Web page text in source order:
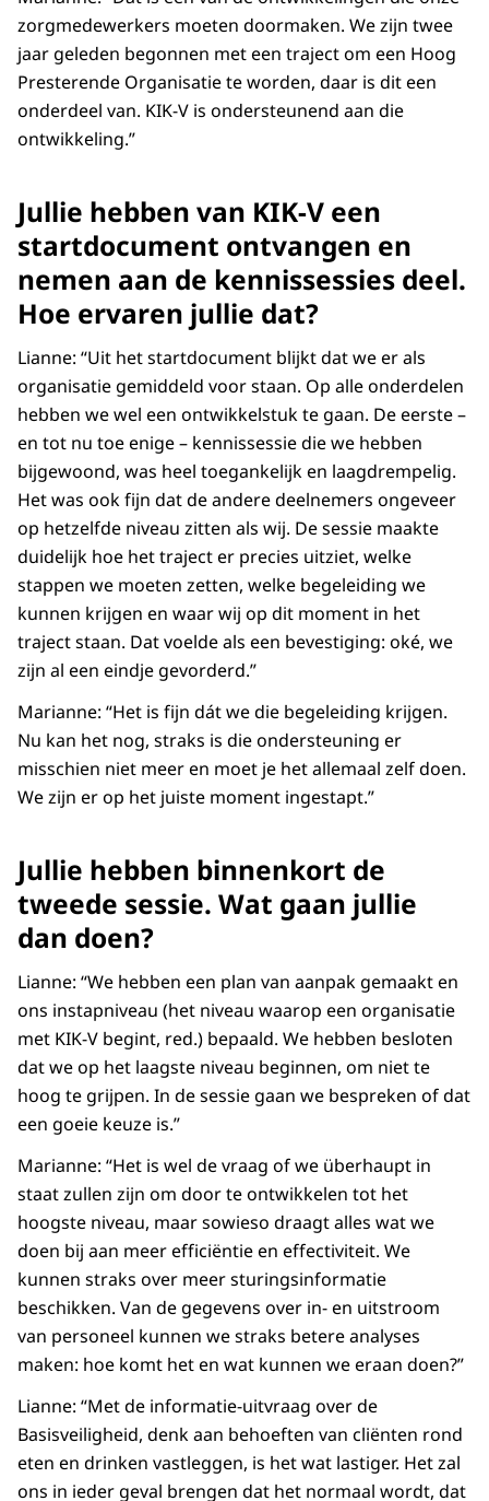
zorgmedewerkers moeten doormaken. We zijn twee
jaar geleden begonnen met een traject om een Hoog
Presterende Organisatie te worden, daar is dit een
onderdeel van. KIK-V is ondersteunend aan die
ontwikkeling.”
Jullie hebben van KIK-V een
startdocument ontvangen en
nemen aan de kennissessies deel.
Hoe ervaren jullie dat?
Lianne: “Uit het startdocument blijkt dat we er als
organisatie gemiddeld voor staan. Op alle onderdelen
hebben we wel een ontwikkelstuk te gaan. De eerste –
en tot nu toe enige – kennissessie die we hebben
bijgewoond, was heel toegankelijk en laagdrempelig.
Het was ook fijn dat de andere deelnemers ongeveer
op hetzelfde niveau zitten als wij. De sessie maakte
duidelijk hoe het traject er precies uitziet, welke
stappen we moeten zetten, welke begeleiding we
kunnen krijgen en waar wij op dit moment in het
traject staan. Dat voelde als een bevestiging: oké, we
zijn al een eindje gevorderd.”
Marianne: “Het is fijn dát we die begeleiding krijgen.
Nu kan het nog, straks is die ondersteuning er
misschien niet meer en moet je het allemaal zelf doen.
We zijn er op het juiste moment ingestapt.”
Jullie hebben binnenkort de
tweede sessie. Wat gaan jullie
dan doen?
Lianne: “We hebben een plan van aanpak gemaakt en
ons instapniveau (het niveau waarop een organisatie
met KIK-V begint, red.) bepaald. We hebben besloten
dat we op het laagste niveau beginnen, om niet te
hoog te grijpen. In de sessie gaan we bespreken of dat
een goeie keuze is.”
Marianne: “Het is wel de vraag of we überhaupt in
staat zullen zijn om door te ontwikkelen tot het
hoogste niveau, maar sowieso draagt alles wat we
doen bij aan meer efficiëntie en effectiviteit. We
kunnen straks over meer sturingsinformatie
beschikken. Van de gegevens over in- en uitstroom
van personeel kunnen we straks betere analyses
maken: hoe komt het en wat kunnen we eraan doen?”
Lianne: “Met de informatie-uitvraag over de
Basisveiligheid, denk aan behoeften van cliënten rond
eten en drinken vastleggen, is het wat lastiger. Het zal
ons in ieder geval brengen dat het normaal wordt, dat